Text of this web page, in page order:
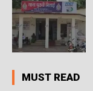
MUST READ